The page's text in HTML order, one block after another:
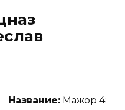
Название: Мажор 4: